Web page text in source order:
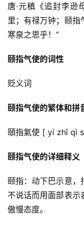
唐·元稹《追封李逊
里；有禄万钟；颐
寒泉之思乎！”
颐指气使的词性
贬义词
颐指气使的繁体和拼
頤指氣使 [ yí zhǐ qì
颐指气使的详细释义
颐指：动下巴示意，
不说话而用面部表示
傲慢态度。